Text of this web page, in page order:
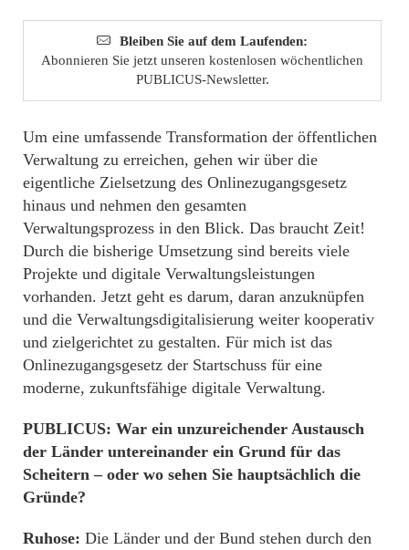
Bleiben Sie auf dem Laufenden:
Abonnieren Sie jetzt unseren kostenlosen wöchentlichen
PUBLICUS-Newsletter.
Um eine umfassende Transformation der öffentlichen
Verwaltung zu erreichen, gehen wir über die
eigentliche Zielsetzung des Onlinezugangsgesetz
hinaus und nehmen den gesamten
Verwaltungsprozess in den Blick. Das braucht Zeit!
Durch die bisherige Umsetzung sind bereits viele
Projekte und digitale Verwaltungsleistungen
vorhanden. Jetzt geht es darum, daran anzuknüpfen
und die Verwaltungsdigitalisierung weiter kooperativ
und zielgerichtet zu gestalten. Für mich ist das
Onlinezugangsgesetz der Startschuss für eine
moderne, zukunftsfähige digitale Verwaltung.
PUBLICUS: War ein unzureichender Austausch
der Länder untereinander ein Grund für das
Scheitern – oder wo sehen Sie hauptsächlich die
Gründe?
Ruhose: Die Länder und der Bund stehen durch den